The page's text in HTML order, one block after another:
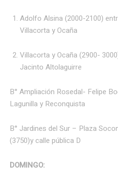
Adolfo Alsina (2000-2100)
Villacorta y Ocaña
Villacorta y Ocaña (2900-
Jacinto Altolaguirre
B° Ampliación Rosedal- Felipe
Lagunilla y Reconquista
B° Jardines del Sur – Plaza
(3750)y calle pública D
DOMINGO: